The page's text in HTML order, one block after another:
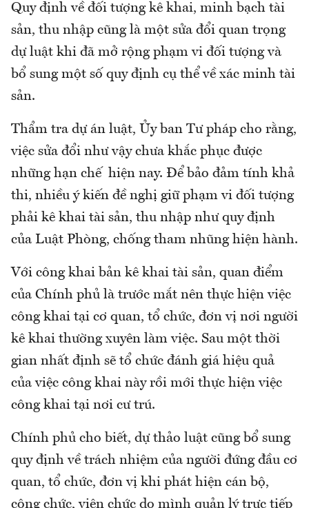
Quy định về đối tượng kê khai, minh bạch tài
sản, thu nhập cũng là một sửa đổi quan trọng
dự luật khi đã mở rộng phạm vi đối tượng và
bổ sung một số quy định cụ thể về xác minh tài
sản.
Thẩm tra dự án luật, Ủy ban Tư pháp cho rằng,
việc sửa đổi như vậy chưa khắc phục được
những hạn chế hiện nay. Để bảo đảm tính khả
thi, nhiều ý kiến đề nghị giữ phạm vi đối tượng
phải kê khai tài sản, thu nhập như quy định
của Luật Phòng, chống tham nhũng hiện hành.
Với công khai bản kê khai tài sản, quan điểm
của Chính phủ là trước mắt nên thực hiện việc
công khai tại cơ quan, tổ chức, đơn vị nơi người
kê khai thường xuyên làm việc. Sau một thời
gian nhất định sẽ tổ chức đánh giá hiệu quả
của việc công khai này rồi mới thực hiện việc
công khai tại nơi cư trú.
Chính phủ cho biết, dự thảo luật cũng bổ sung
quy định về trách nhiệm của người đứng đầu cơ
quan, tổ chức, đơn vị khi phát hiện cán bộ,
công chức, viên chức do mình quản lý trực tiếp